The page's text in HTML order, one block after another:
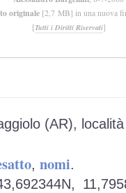
originale [2,7 MB] in una nuova
[Tutti i Diritti Riservati]
(AR),
, nomi.